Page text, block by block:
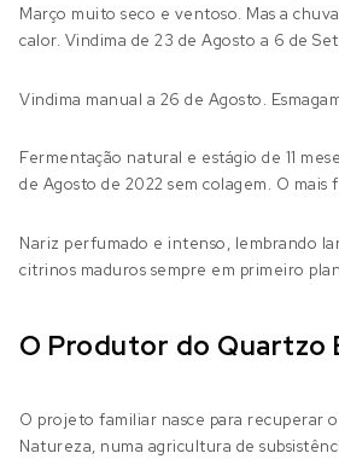
Março muito seco e ventoso. Mas a
calor. Vindima de 23 de Agosto a 6 de
Vindima manual a 26 de Agosto.
Fermentação natural e estágio de 11
de Agosto de 2022 sem colagem. O mais
Nariz perfumado e intenso, lembrando
citrinos maduros sempre em primeiro
O Produtor do Quartzo
O projeto familiar nasce para recuperar
Natureza, numa agricultura de